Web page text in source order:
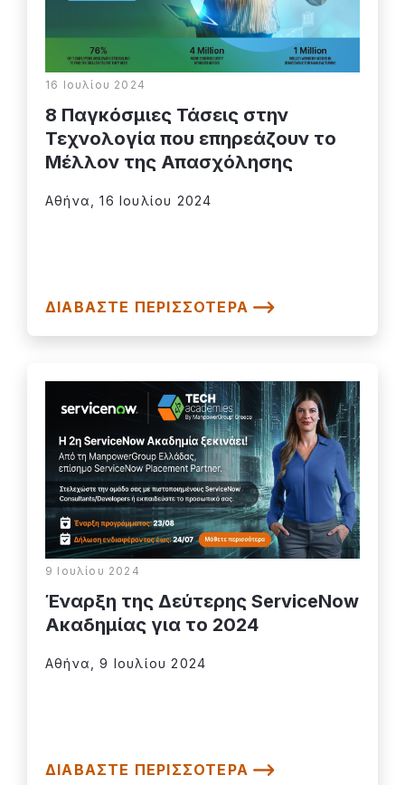
16 Ιουλίου 2024
8 Παγκόσμιες Τάσεις στην
Τεχνολογία που επηρεάζουν το
Μέλλον της Απασχόλησης
Αθήνα, 16 Ιουλίου 2024
ΔΙΑΒΆΣΤΕ ΠΕΡΙΣΣΌΤΕΡΑ
9 Ιουλίου 2024
Έναρξη της Δεύτερης ServiceNow
Ακαδημίας για το 2024
Αθήνα, 9 Ιουλίου 2024
ΔΙΑΒΆΣΤΕ ΠΕΡΙΣΣΌΤΕΡΑ